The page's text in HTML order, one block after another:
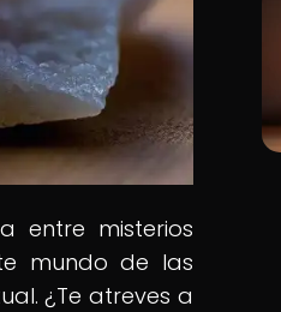
entre misterios
mundo de las
¿Te atreves a